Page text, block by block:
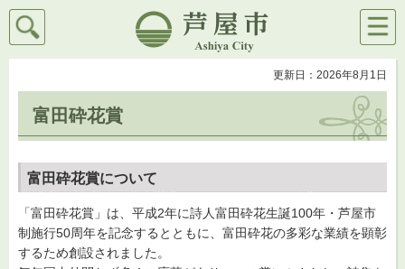
芦屋市
検索
メニ
ュー
更新日：2026年8月1日
富田砕花賞
富田砕花賞について
「富田砕花賞」は、平成2年に詩人富田砕花生誕100年・芦屋市
制施行50周年を記念するとともに、富田砕花の多彩な業績を顕彰
するため創設されました。